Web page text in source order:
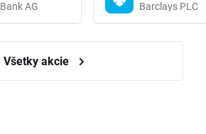
AG Barclays PLC
Všetky akcie